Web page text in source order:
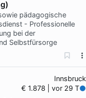
pädagogische
- Professionelle
bei der
Selbstfürsorge
Innsbruck
€ 1.878 | vor 29 T